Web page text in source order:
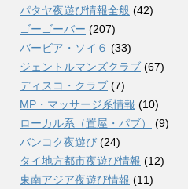
パタヤ夜遊び情報全般 (42)
ゴーゴーバー (207)
バービア・ソイ６ (33)
ジェントルマンズクラブ (67)
ディスコ・クラブ (7)
MP・マッサージ系情報 (10)
ローカル系（置屋・パブ）
(9)
バンコク夜遊び (24)
タイ地方都市夜遊び情報 (12)
東南アジア夜遊び情報 (11)